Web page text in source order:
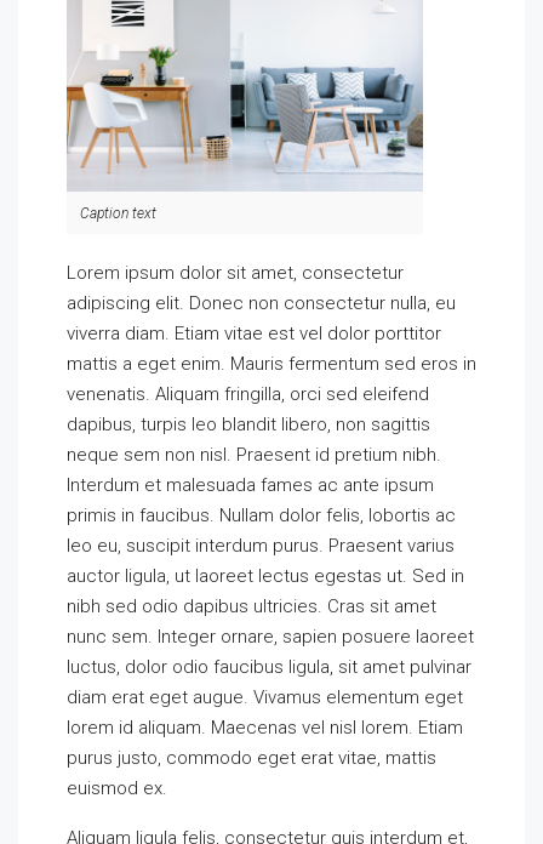
Caption text
Lorem ipsum dolor sit amet, consectetur
adipiscing elit. Donec non consectetur nulla, eu
viverra diam. Etiam vitae est vel dolor porttitor
mattis a eget enim. Mauris fermentum sed eros in
venenatis. Aliquam fringilla, orci sed eleifend
dapibus, turpis leo blandit libero, non sagittis
neque sem non nisl. Praesent id pretium nibh.
Interdum et malesuada fames ac ante ipsum
primis in faucibus. Nullam dolor felis, lobortis ac
leo eu, suscipit interdum purus. Praesent varius
auctor ligula, ut laoreet lectus egestas ut. Sed in
nibh sed odio dapibus ultricies. Cras sit amet
nunc sem. Integer ornare, sapien posuere laoreet
luctus, dolor odio faucibus ligula, sit amet pulvinar
diam erat eget augue. Vivamus elementum eget
lorem id aliquam. Maecenas vel nisl lorem. Etiam
purus justo, commodo eget erat vitae, mattis
euismod ex.
Aliquam ligula felis, consectetur quis interdum et,